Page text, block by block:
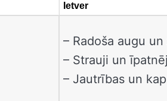
Ietver
– Radoša augu
– Strauji un
– Jautrības un